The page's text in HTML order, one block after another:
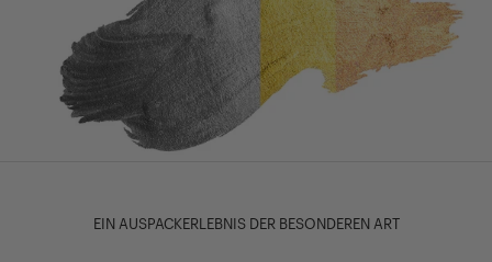
EIN AUSPACKERLEBNIS DER BESONDEREN ART